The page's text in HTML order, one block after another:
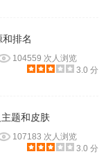
排名
104559 次人浏览
3.0 分
题和皮肤
107183 次人浏览
3.0 分